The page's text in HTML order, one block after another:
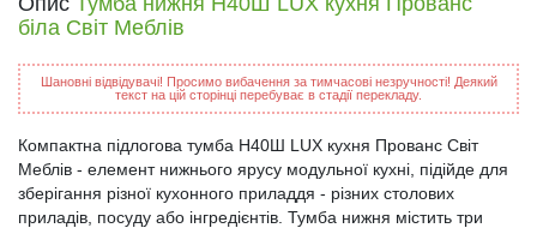
біла Світ Меблів
Шановні відвідувачі! Просимо вибачення за тимчасові незручності! Деякий
текст на цій сторінці перебуває в стадії перекладу.
Компактна підлогова тумба Н40Ш LUX кухня Прованс Світ
Меблів - елемент нижнього ярусу модульної кухні, підійде для
зберігання різної кухонного приладдя - різних столових
приладів, посуду або інгредієнтів. Тумба нижня містить три